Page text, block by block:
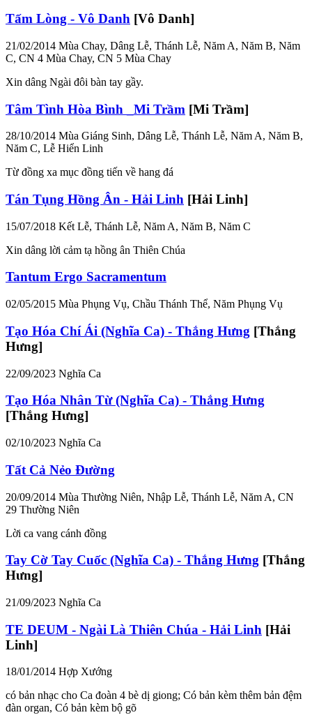
Tấm Lòng - Vô Danh [Vô Danh]
21/02/2014 Mùa Chay, Dâng Lễ, Thánh Lễ, Năm A, Năm B, Năm
C, CN 4 Mùa Chay, CN 5 Mùa Chay
Xin dâng Ngài đôi bàn tay gầy.
Tâm Tình Hòa Bình _Mi Trầm [Mi Trầm]
28/10/2014 Mùa Giáng Sinh, Dâng Lễ, Thánh Lễ, Năm A, Năm B,
Năm C, Lễ Hiển Linh
Từ đồng xa mục đồng tiến về hang đá
Tán Tụng Hồng Ân - Hải Linh [Hải Linh]
15/07/2018 Kết Lễ, Thánh Lễ, Năm A, Năm B, Năm C
Xin dâng lời cảm tạ hồng ân Thiên Chúa
Tantum Ergo Sacramentum
02/05/2015 Mùa Phụng Vụ, Chầu Thánh Thể, Năm Phụng Vụ
Tạo Hóa Chí Ái (Nghĩa Ca) - Thắng Hưng [Thắng
Hưng]
22/09/2023 Nghĩa Ca
Tạo Hóa Nhân Từ (Nghĩa Ca) - Thắng Hưng
[Thắng Hưng]
02/10/2023 Nghĩa Ca
Tất Cả Nẻo Đường
20/09/2014 Mùa Thường Niên, Nhập Lễ, Thánh Lễ, Năm A, CN
29 Thường Niên
Lời ca vang cánh đồng
Tay Cờ Tay Cuốc (Nghĩa Ca) - Thắng Hưng [Thắng
Hưng]
21/09/2023 Nghĩa Ca
TE DEUM - Ngài Là Thiên Chúa - Hải Linh [Hải
Linh]
18/01/2014 Hợp Xướng
có bản nhạc cho Ca đoàn 4 bè dị giong; Có bản kèm thêm bản đệm
đàn organ, Có bản kèm bộ gõ